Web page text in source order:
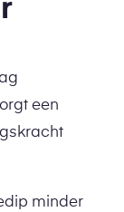
een
minder